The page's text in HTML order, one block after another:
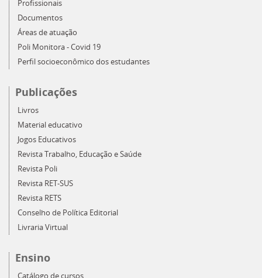
Profissionais
Documentos
Áreas de atuação
Poli Monitora - Covid 19
Perfil socioeconômico dos estudantes
Publicações
Livros
Material educativo
Jogos Educativos
Revista Trabalho, Educação e Saúde
Revista Poli
Revista RET-SUS
Revista RETS
Conselho de Política Editorial
Livraria Virtual
Ensino
Catálogo de cursos